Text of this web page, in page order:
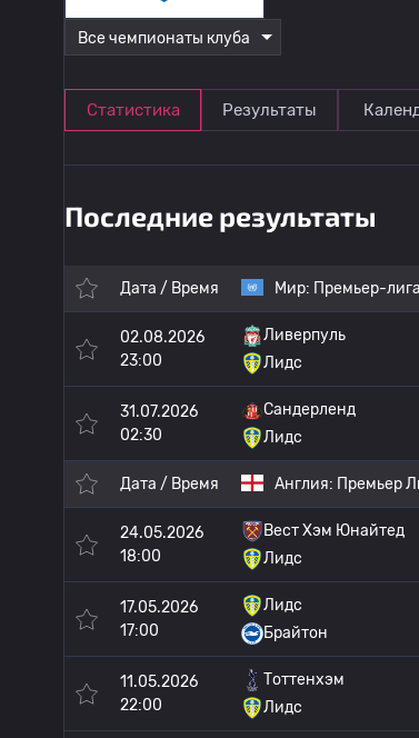
Все чемпионаты клуба
Статистика Результаты
Последние результаты
Дата / Время Мир: Премьер-лига
02.08.2026
23:00
Ливерпуль
Лидс
31.07.2026
02:30
Сандерленд
Лидс
Дата / Время Англия: Премьер
24.05.2026
18:00
Вест Хэм Юнайтед
Лидс
17.05.2026
17:00
Лидс
Брайтон
11.05.2026
22:00
Тоттенхэм
Лидс